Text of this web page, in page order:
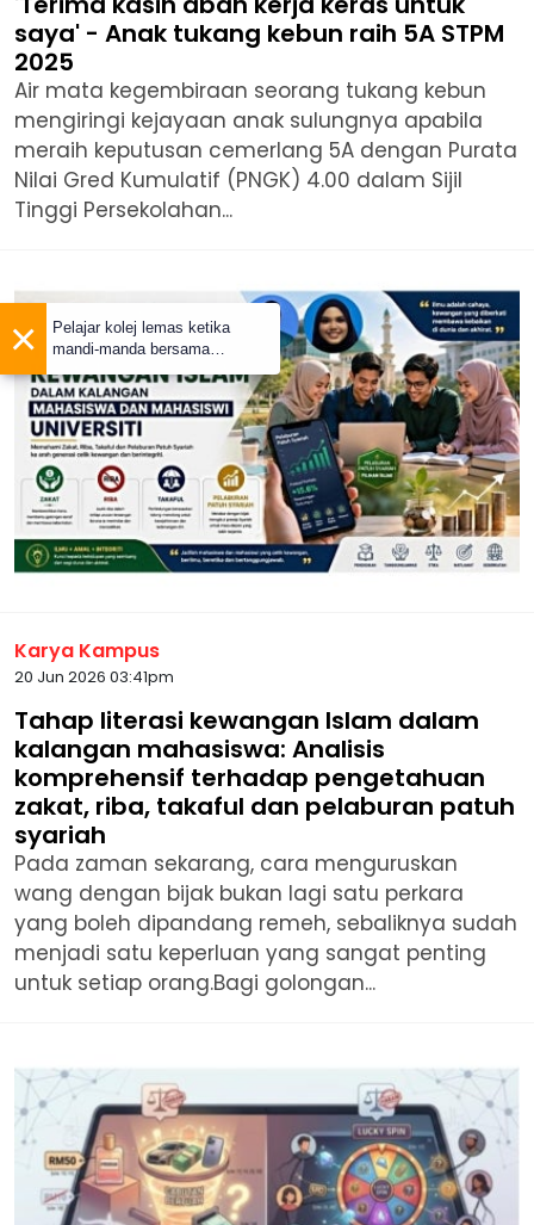
saya' - Anak tukang kebun raih 5A STPM
2025
Air mata kegembiraan seorang tukang kebun
mengiringi kejayaan anak sulungnya apabila
meraih keputusan cemerlang 5A dengan Purata
Nilai Gred Kumulatif (PNGK) 4.00 dalam Sijil
Tinggi Persekolahan...
Karya Kampus
20 Jun 2026 03:41pm
Tahap literasi kewangan Islam dalam
kalangan mahasiswa: Analisis
komprehensif terhadap pengetahuan
zakat, riba, takaful dan pelaburan patuh
syariah
Pada zaman sekarang, cara menguruskan
wang dengan bijak bukan lagi satu perkara
yang boleh dipandang remeh, sebaliknya sudah
menjadi satu keperluan yang sangat penting
untuk setiap orang.Bagi golongan...
×
Pelajar kolej lemas ketika
mandi-manda bersama